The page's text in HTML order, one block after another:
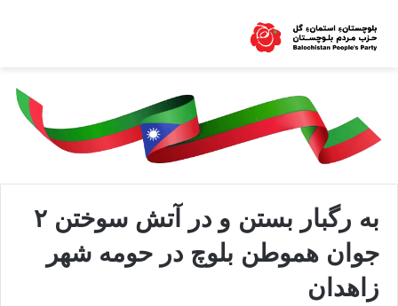
به رگبار بستن و در آتش سوختن ۲
جوان هموطن بلوچ در حومه شهر
زاهدان